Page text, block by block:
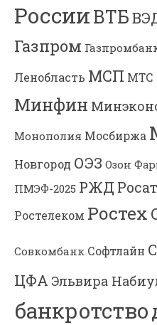
РоссииВТБ
Газпром
Ленобласть МСП МТС
Минфин
Монополия Мосбиржа
Новгород ОЭЗ Озон
ПМЭФ-2025 РЖД
Ростелеком Ростех
Совкомбанк Софтлайн
ЦФА Эльвира
банкротство